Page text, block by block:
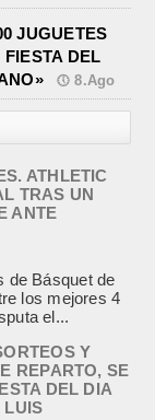
JUGUETES
DEL
8.Ago
ATHLETIC
TRAS UN
ANTE
de Básquet de
los mejores 4
el...
Y
REPARTO, SE
DEL DIA
LUIS